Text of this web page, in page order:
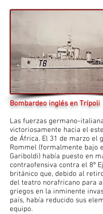
Bombardeo inglés en Trípoli
Las fuerzas germano-
victoriosamente hacia el
de África. El 31 de marzo el
Rommel (formalmente bajo
Gariboldi) había puesto en
contraofensiva contra el 8º
británico que, debido al
del teatro norafricano para
griegos en la inminente
país, había reducido sus
equipo.